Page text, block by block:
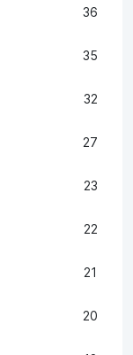
36
35
32
27
23
22
21
20